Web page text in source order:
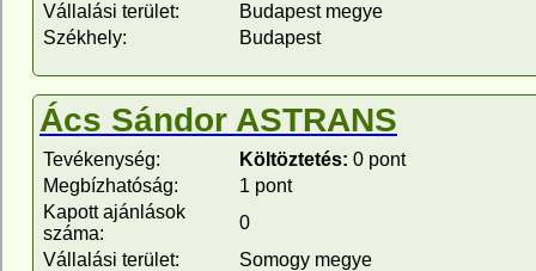
Vállalási terület:
Budapest megye
Székhely:
Budapest
Ács Sándor ASTRANS
Tevékenység: Költöztetés: 0 pont
Megbízhatóság:
1 pont
Kapott ajánlások
száma:
0
Vállalási terület:
Somogy megye